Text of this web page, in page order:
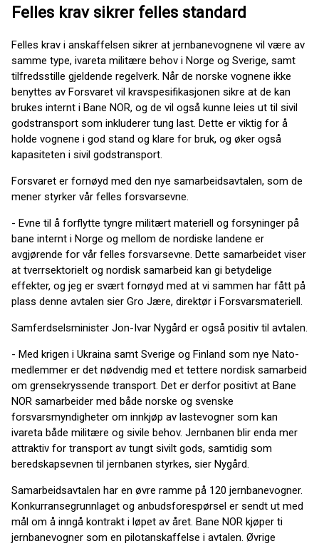
Felles krav sikrer felles standard
Felles krav i anskaffelsen sikrer at jernbanevognene vil være av
samme type, ivareta militære behov i Norge og Sverige, samt
tilfredsstille gjeldende regelverk. Når de norske vognene ikke
benyttes av Forsvaret vil kravspesifikasjonen sikre at de kan
brukes internt i Bane NOR, og de vil også kunne leies ut til sivil
godstransport som inkluderer tung last. Dette er viktig for å
holde vognene i god stand og klare for bruk, og øker også
kapasiteten i sivil godstransport.
Forsvaret er fornøyd med den nye samarbeidsavtalen, som de
mener styrker vår felles forsvarsevne.
- Evne til å forflytte tyngre militært materiell og forsyninger på
bane internt i Norge og mellom de nordiske landene er
avgjørende for vår felles forsvarsevne. Dette samarbeidet viser
at tverrsektorielt og nordisk samarbeid kan gi betydelige
effekter, og jeg er svært fornøyd med at vi sammen har fått på
plass denne avtalen sier Gro Jære, direktør i Forsvarsmateriell.
Samferdselsminister Jon-Ivar Nygård er også positiv til avtalen.
- Med krigen i Ukraina samt Sverige og Finland som nye Nato-
medlemmer er det nødvendig med et tettere nordisk samarbeid
om grensekryssende transport. Det er derfor positivt at Bane
NOR samarbeider med både norske og svenske
forsvarsmyndigheter om innkjøp av lastevogner som kan
ivareta både militære og sivile behov. Jernbanen blir enda mer
attraktiv for transport av tungt sivilt gods, samtidig som
beredskapsevnen til jernbanen styrkes, sier Nygård.
Samarbeidsavtalen har en øvre ramme på 120 jernbanevogner.
Konkurransegrunnlaget og anbudsforespørsel er sendt ut med
mål om å inngå kontrakt i løpet av året. Bane NOR kjøper ti
jernbanevogner som en pilotanskaffelse i avtalen. Øvrige